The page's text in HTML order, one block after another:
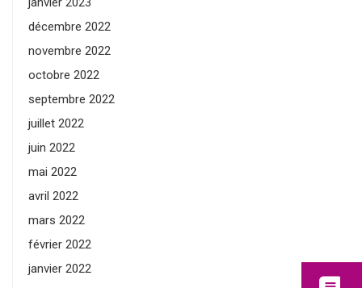
décembre 2022
novembre 2022
octobre 2022
septembre 2022
juillet 2022
juin 2022
mai 2022
avril 2022
mars 2022
février 2022
janvier 2022